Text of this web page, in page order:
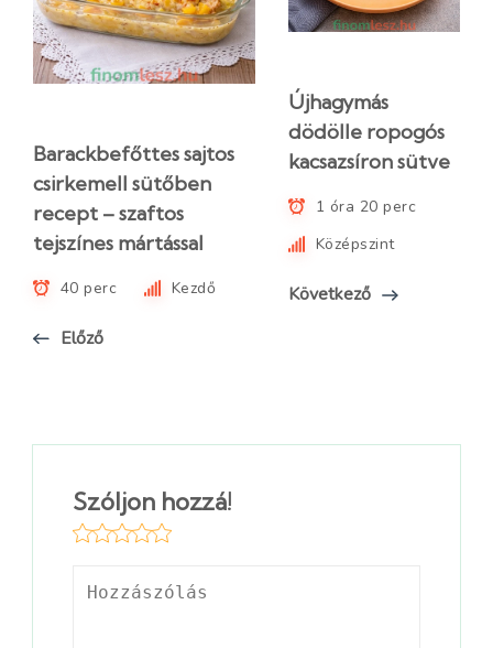
Barackbefőttes sajtos
csirkemell sütőben
recept – szaftos
tejszínes mártással
40 perc Kezdő
Előző
Újhagymás
dödölle ropogós
kacsazsíron sütve
1 óra 20 perc
Középszint
Következő
Szóljon hozzá!